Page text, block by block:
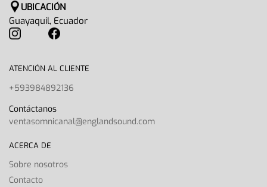
UBICACIÓN
Guayaquil, Ecuador
ATENCIÓN AL CLIENTE
+593984892136
Contáctanos
ventasomnicanal@englandsound.com
ACERCA DE
Sobre nosotros
Contacto